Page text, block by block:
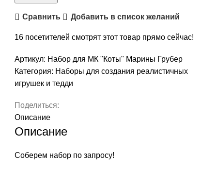
Сравнить Добавить в список желаний
16 посетителей смотрят этот товар прямо сейчас!
Артикул: Набор для МК "Коты" Марины Грубер
Категория: Наборы для создания реалистичных
игрушек и тедди
Поделиться:
Описание
Описание
Соберем набор по запросу!